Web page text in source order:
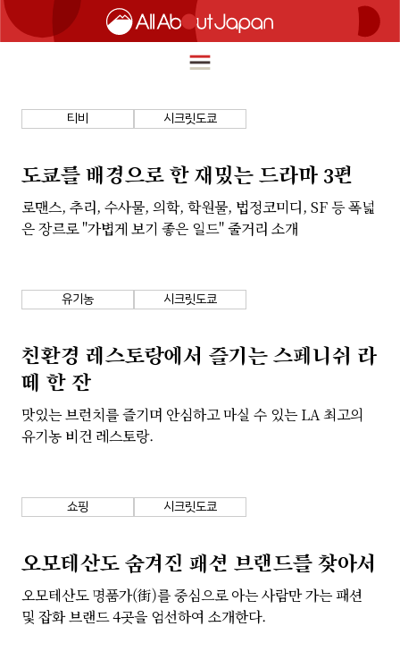
繁體中文
HOME
여행
쇼핑
회사소개
티비 시크릿도쿄
도쿄를 배경으로 한 재밌는 드라마 3편
로맨스, 추리, 수사물, 의학, 학원물, 법정코미디, SF 등 폭넓
은 장르로 "가볍게 보기 좋은 일드" 줄거리 소개
유기농 시크릿도쿄
친환경 레스토랑에서 즐기는 스페니쉬 라
떼 한 잔
맛있는 브런치를 즐기며 안심하고 마실 수 있는 LA 최고의
유기농 비건 레스토랑.
쇼핑 시크릿도쿄
오모테산도 숨겨진 패션 브랜드를 찾아서
오모테산도 명품가(街)를 중심으로 아는 사람만 가는 패션
및 잡화 브랜드 4곳을 엄선하여 소개한다.